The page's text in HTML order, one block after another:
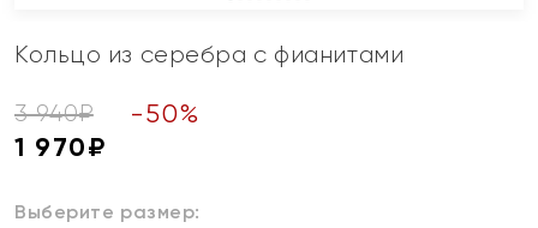
Кольцо из серебра с фианитами
3 940₽ -50%
1 970₽
Выберите размер: